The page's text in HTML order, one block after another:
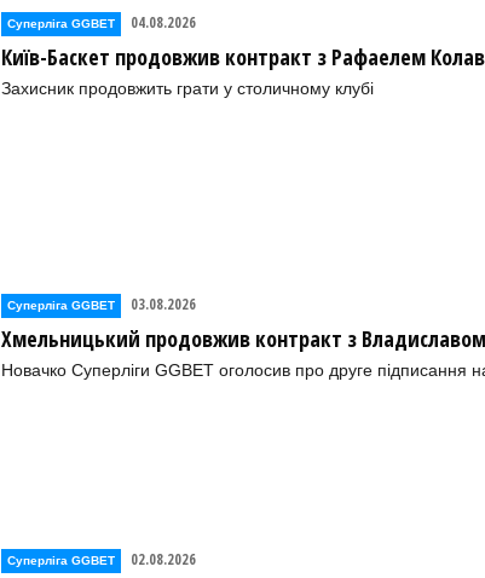
Суперліга GGBET 04.08.2026
Київ-Баскет продовжив контракт з Рафаелем
Захисник продовжить грати у столичному клубі
Суперліга GGBET 03.08.2026
Хмельницький продовжив контракт з
Новачко Суперліги GGBET оголосив про друге підписання
Суперліга GGBET 02.08.2026